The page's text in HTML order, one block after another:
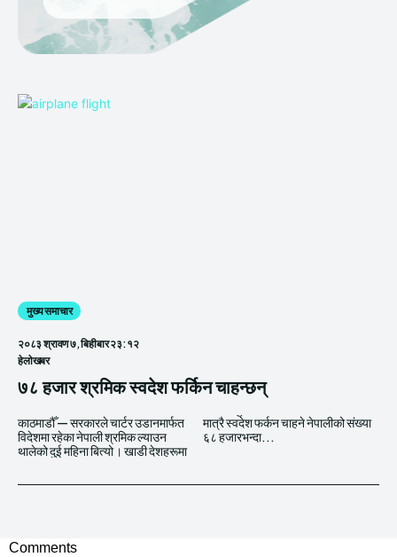
मुख्य समाचार
२०८३ श्रावण ७, बिहीबार २३:१२
हेलाेखबर
७८ हजार श्रमिक स्वदेश फर्किन चाहन्छन्
काठमाडौँ — सरकारले चार्टर उडानमार्फत
विदेशमा रहेका नेपाली श्रमिक ल्याउन
थालेको दुई महिना बित्यो । खाडी देशहरूमा
मात्रै स्वदेश फर्कन चाहने नेपालीको संख्या
६८ हजारभन्दा...
Comments